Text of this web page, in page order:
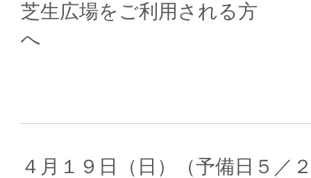
芝生広場をご利用される方
４月１９日（日）（予備日５／